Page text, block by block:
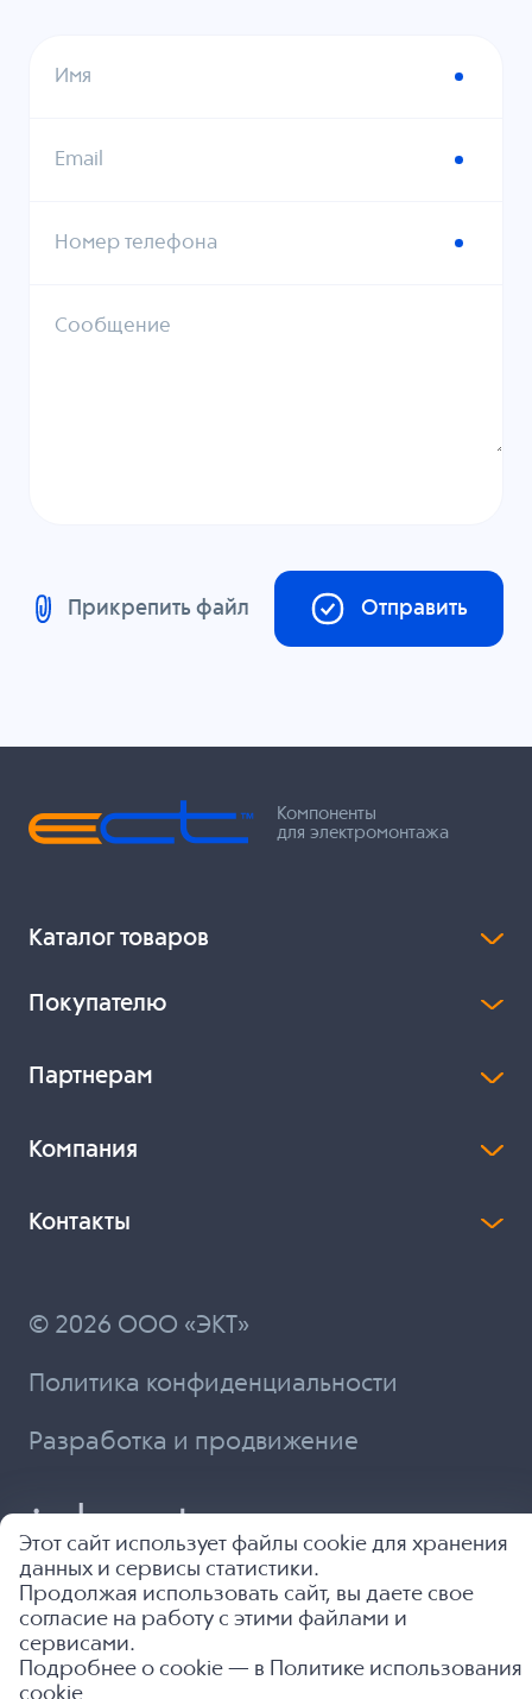
Имя
Email
Номер телефона
Сообщение
Прикрепить файл Отправить
Компоненты
для электромонтажа
Каталог товаров
Покупателю
Партнерам
Компания
Контакты
© 2026 ООО «ЭКТ»
Политика конфиденциальности
Разработка и продвижение
Этот сайт использует файлы cookie для хранения
данных и сервисы статистики.
Продолжая использовать сайт, вы даете свое
согласие на работу с этими файлами и
сервисами.
Подробнее о cookie — в
Политике использования